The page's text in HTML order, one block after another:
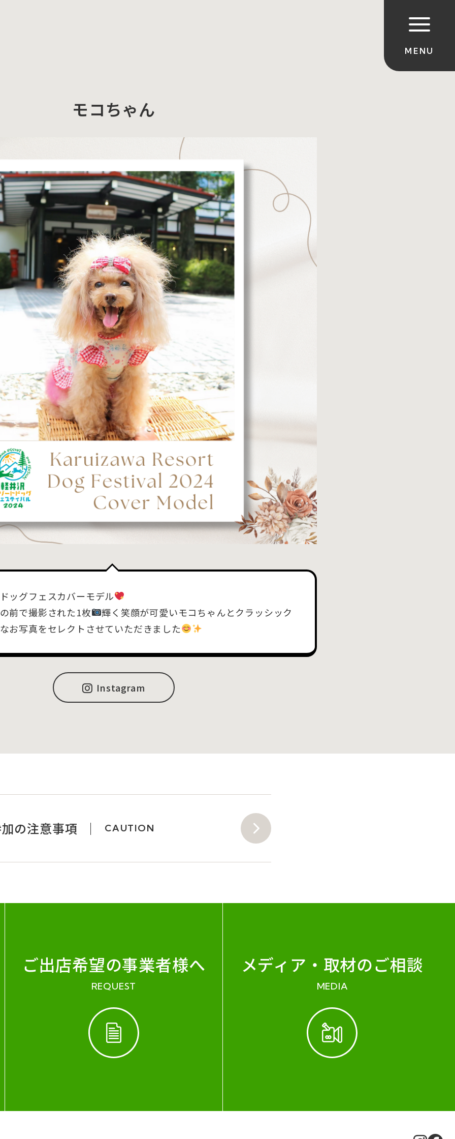
モコちゃん
ッグフェスカバーモデル
前で撮影された1枚
輝く笑顔が可愛いモコちゃんとクラッシック
お写真をセレクトさせていただきました
Instagram
の注意事項 CAUTION
ご出店希望の事業者様へ
REQUEST
メディア・ 取材のご相談
MEDIA